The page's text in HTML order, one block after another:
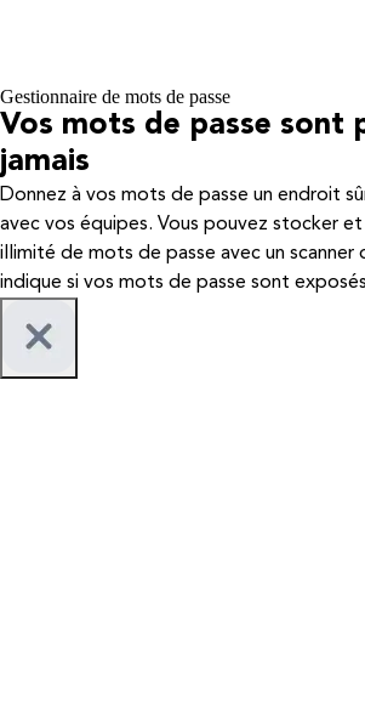
Gestionnaire de mots de passe
Vos mots de passe sont
jamais
Donnez à vos mots de passe un endroit
avec vos équipes. Vous pouvez stocker
illimité de mots de passe avec un scanner
indique si vos mots de passe sont